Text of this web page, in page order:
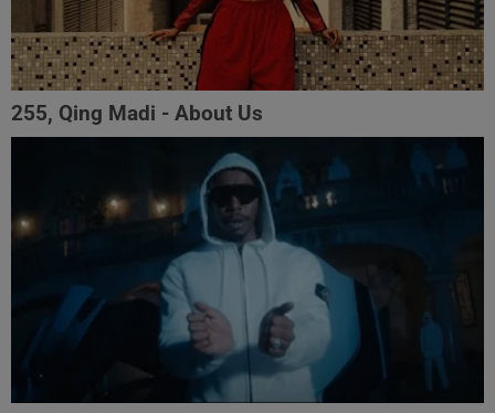
255, Qing Madi - About Us